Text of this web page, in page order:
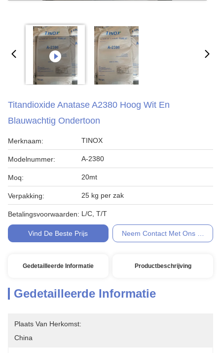
Titandioxide Anatase A2380 Hoog Wit En
Blauwachtig Ondertoon
Merknaam: TINOX
Modelnummer: A-2380
Moq: 20mt
Verpakking: 25 kg per zak
Betalingsvoorwaarden: L/C, T/T
Vind De Beste Prijs Neem Contact Met Ons Op
Gedetailleerde Informatie Productbeschrijving
Gedetailleerde Informatie
Plaats Van Herkomst:
China